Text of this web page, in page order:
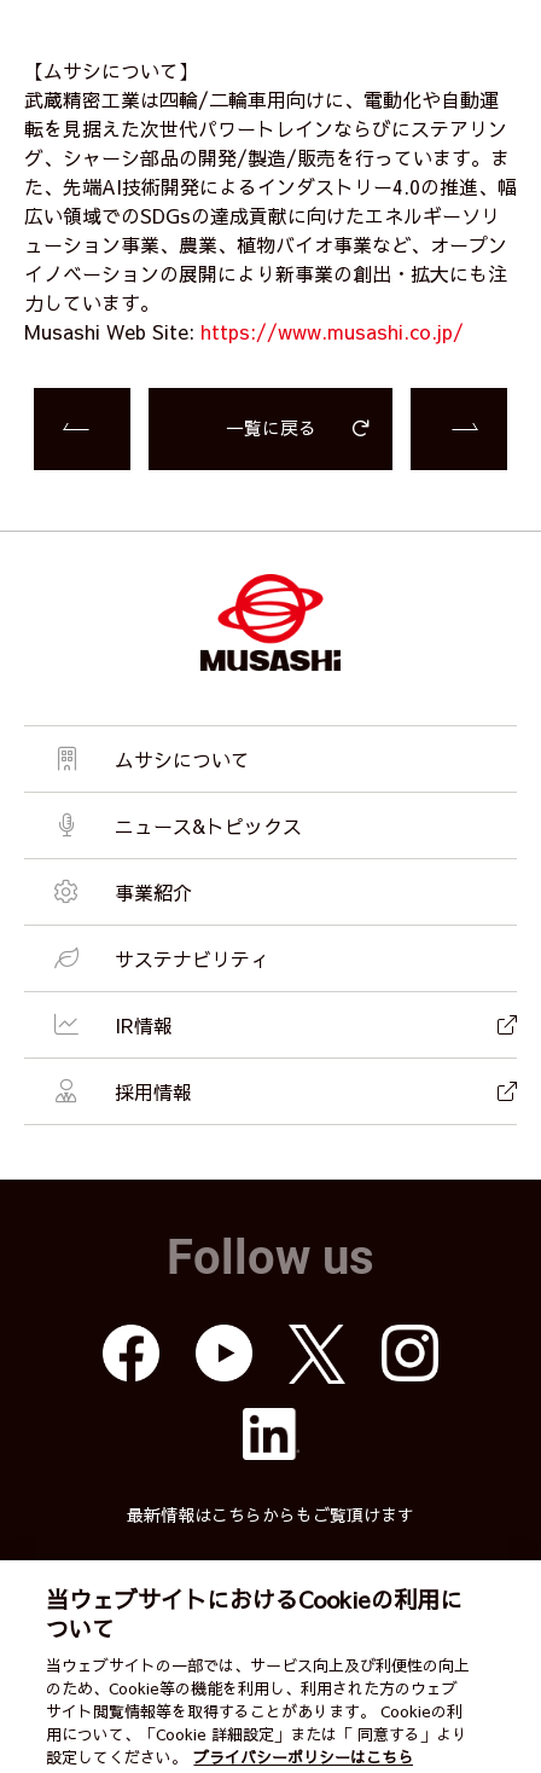
【ムサシについて】
武蔵精密工業は四輪/二輪車用向けに、電動化や自動運
転を見据えた次世代パワートレインならびにステアリン
グ、シャーシ部品の開発/製造/販売を行っています。ま
た、先端AI技術開発によるインダストリー4.0の推進、幅
広い領域でのSDGsの達成貢献に向けたエネルギーソリ
ューション事業、農業、植物バイオ事業など、オープン
イノベーションの展開により新事業の創出・拡大にも注
力しています。
Musashi Web Site: https://www.musashi.co.jp/
一覧に戻る
ムサシについて
ニュース&トピックス
事業紹介
サステナビリティ
IR情報
採用情報
Follow us
最新情報はこちらからもご覧頂けます
English ご利用案内 営業カレンダー
サイトマップ 個人情報保護方針 お問い合わせ
当ウェブサイトにおけるCookieの利用に
ついて
当ウェブサイトの一部では、サービス向上及び利便性の向上
のため、Cookie等の機能を利用し、利用された方のウェブ
サイト閲覧情報等を取得することがあります。 Cookieの利
用について、「Cookie 詳細設定」または「 同意する」より
設定してください。
プライバシーポリシーはこちら